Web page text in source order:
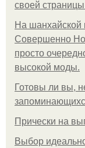
своей страницы
На шанхайской
Совершенно
просто
высокой моды.
Готовы ли вы,
Прически на
Выбор